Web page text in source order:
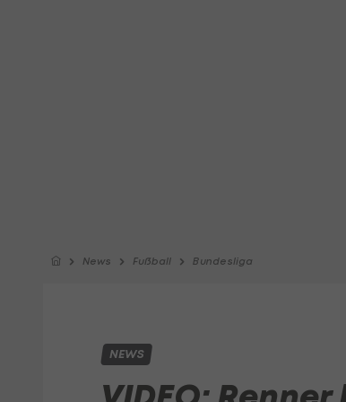
News Fußball Bundesliga
NEWS